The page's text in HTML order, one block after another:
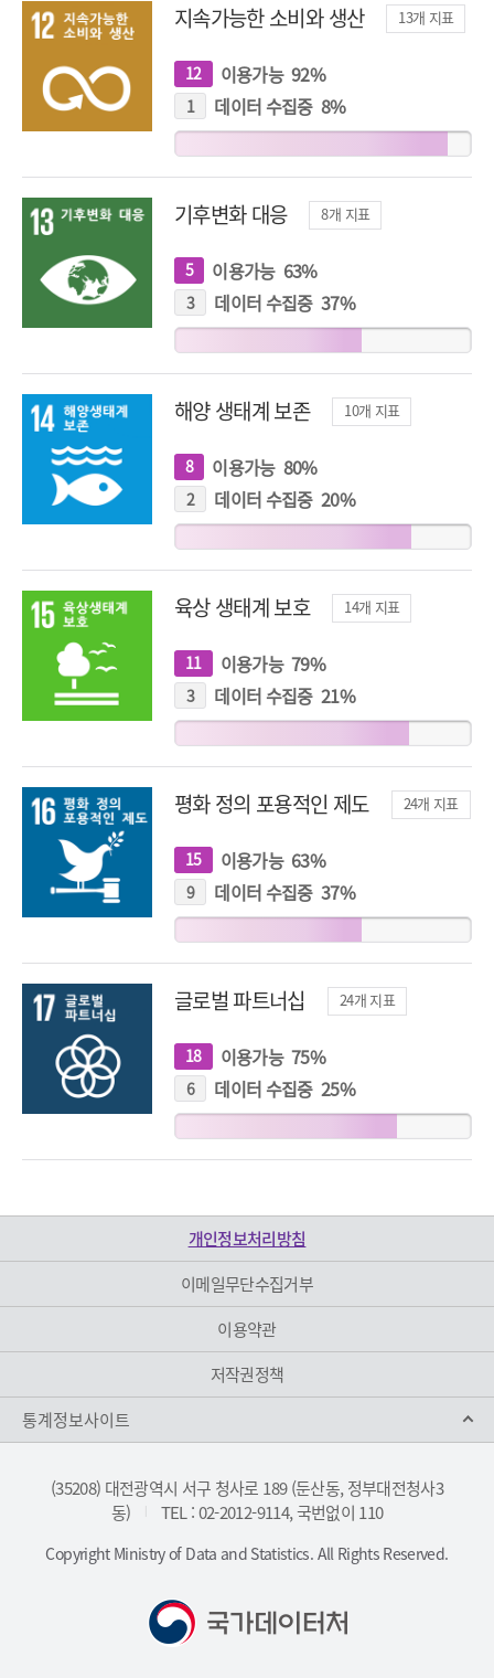
지속가능한 소비와 생산 13개 지표
12개
지
표
이용가능 92%
1개
지
표
데이터 수집중 8%
기후변화 대응 8개 지표
5개
지
표
이용가능 63%
3개
지
표
데이터 수집중 37%
해양 생태계 보존 10개 지표
8개
지
표
이용가능 80%
2개
지
표
데이터 수집중 20%
육상 생태계 보호 14개 지표
11개
지
표
이용가능 79%
3개
지
표
데이터 수집중 21%
평화 정의 포용적인 제도 24개 지표
15개
지
표
이용가능 63%
9개
지
표
데이터 수집중 37%
글로벌 파트너십 24개 지표
18개
지
표
이용가능 75%
6개
지
표
데이터 수집중 25%
개인정보처리방침
이메일무단수집거부
이용약관
저작권정책
통계정보사이트
(35208) 대전광역시 서구 청사로 189 (둔산동, 정부대전청사3
동)
TEL : 02-2012-9114, 국번없이 110
Copyright Ministry of Data and Statistics. All Rights Reserved.